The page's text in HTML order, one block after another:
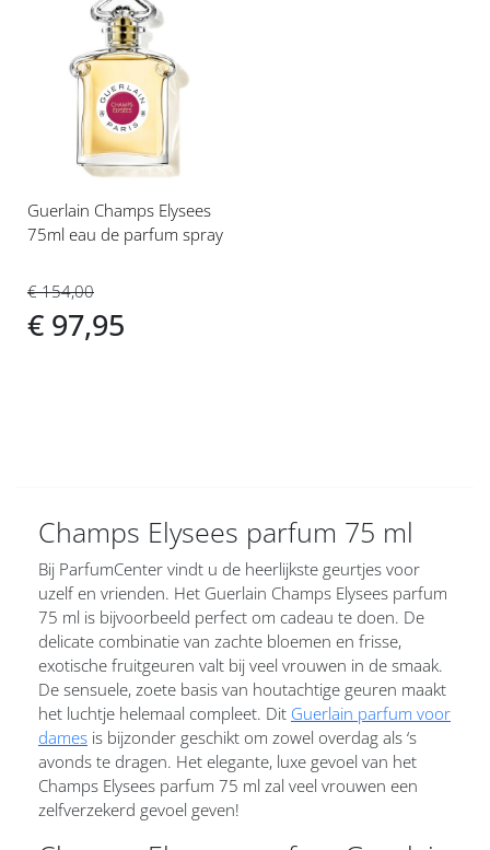
toe
aan
verlanglijst
Guerlain Champs Elysees
75ml eau de parfum spray
€ 154,00
€ 97,95
Champs Elysees parfum 75 ml
Bij ParfumCenter vindt u de heerlijkste geurtjes voor
uzelf en vrienden. Het Guerlain Champs Elysees parfum
75 ml is bijvoorbeeld perfect om cadeau te doen. De
delicate combinatie van zachte bloemen en frisse,
exotische fruitgeuren valt bij veel vrouwen in de smaak.
De sensuele, zoete basis van houtachtige geuren maakt
het luchtje helemaal compleet. Dit Guerlain parfum voor
dames is bijzonder geschikt om zowel overdag als ‘s
avonds te dragen. Het elegante, luxe gevoel van het
Champs Elysees parfum 75 ml zal veel vrouwen een
zelfverzekerd gevoel geven!